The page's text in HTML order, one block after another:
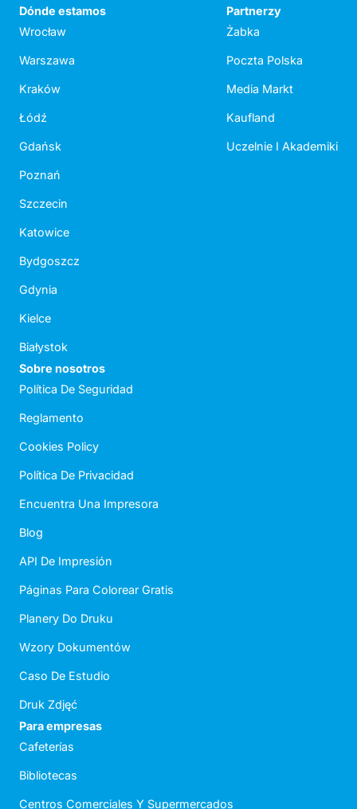
Dónde estamos
Wrocław
Warszawa
Kraków
Łódź
Gdańsk
Poznań
Szczecin
Katowice
Bydgoszcz
Gdynia
Kielce
Białystok
Partnerzy
Żabka
Poczta Polska
Media Markt
Kaufland
Uczelnie I Akademiki
Sobre nosotros
Política De Seguridad
Reglamento
Cookies Policy
Política De Privacidad
Encuentra Una Impresora
Blog
API De Impresión
Páginas Para Colorear Gratis
Planery Do Druku
Wzory Dokumentów
Caso De Estudio
Druk Zdjęć
Para empresas
Cafeterías
Bibliotecas
Centros Comerciales Y Supermercados